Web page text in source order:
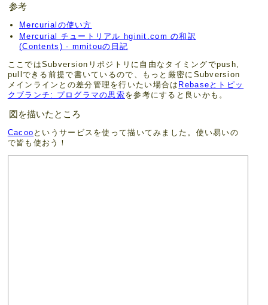
参考
Mercurialの使い方
Mercurial チュートリアル hginit.com の和訳
(Contents) - mmitouの日記
ここではSubversionリポジトリに自由なタイミングでpush,
pullできる前提で書いているので、もっと厳密にSubversion
メインラインとの差分管理を行いたい場合は Rebaseとトピッ
クブランチ: プログラマの思索を参考にすると良いかも。
図を描いたところ
Cacoo というサービスを使って描いてみました。使い易いの
で皆も使おう！